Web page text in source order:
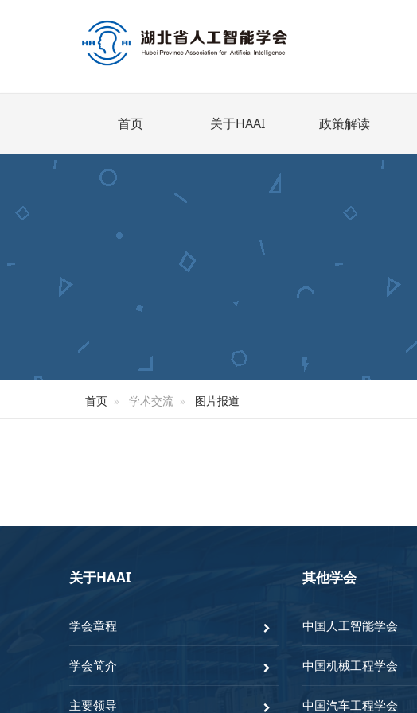
首页 关于HAAI 政策解读
首页 学术交流 图片报道
关于HAAI
学会章程
学会简介
主要领导
其他学会
中国人工智能学会
中国机械工程学会
中国汽车工程学会